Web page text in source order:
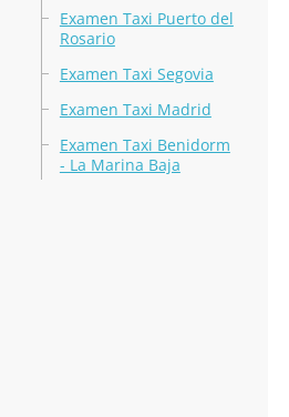
Examen Taxi Puerto del
Rosario
Examen Taxi Segovia
Examen Taxi Madrid
Examen Taxi Benidorm
- La Marina Baja